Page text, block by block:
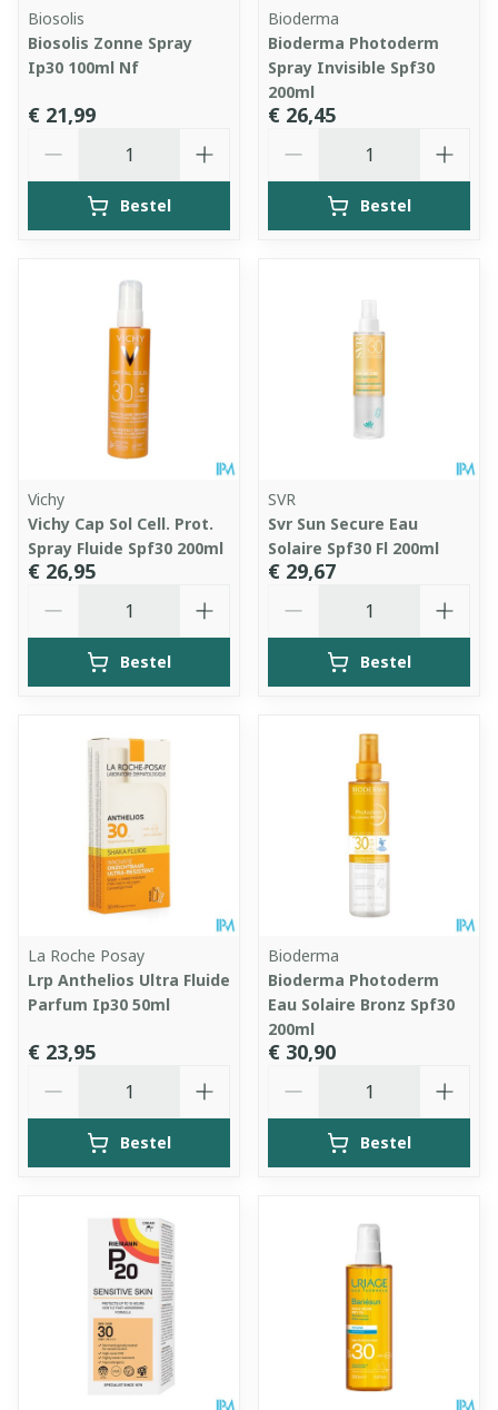
Biosolis
Biosolis Zonne Spray
Ip30 100ml Nf
€ 21,99
Bestel
Bioderma
Bioderma Photoderm
Spray Invisible Spf30
200ml
€ 26,45
Bestel
Vichy
Vichy Cap Sol Cell. Prot.
Spray Fluide Spf30 200ml
€ 26,95
Bestel
SVR
Svr Sun Secure Eau
Solaire Spf30 Fl 200ml
€ 29,67
Bestel
La Roche Posay
Lrp Anthelios Ultra Fluide
Parfum Ip30 50ml
€ 23,95
Bestel
Bioderma
Bioderma Photoderm
Eau Solaire Bronz Spf30
200ml
€ 30,90
Bestel